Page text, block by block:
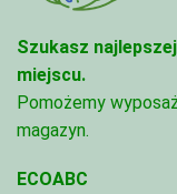
Szukasz
miejscu.
Pomożemy
magazyn.
ECOABC